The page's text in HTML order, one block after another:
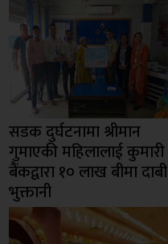
सडक दुर्घटनामा श्रीमान
गुमाएकी महिलालाई कुमारी
बैंकद्वारा १० लाख बीमा दाबी
भुक्तानी